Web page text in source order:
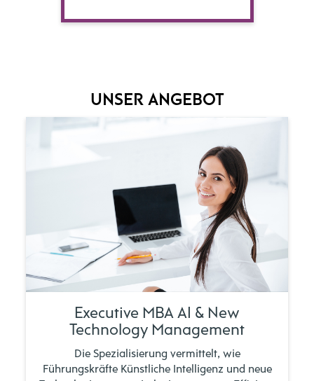
UNSER ANGEBOT
Executive MBA AI & New
Technology Management
Die Spezialisierung vermittelt, wie
Führungskräfte Künstliche Intelligenz und neue